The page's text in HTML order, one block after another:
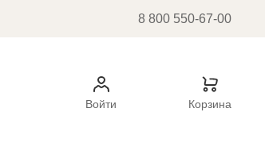
8 800 550-67-00
Войти Корзина